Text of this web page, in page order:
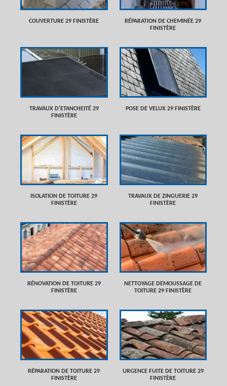
COUVERTURE 29 FINISTÈRE
RÉPARATION DE CHEMINÉE 29
FINISTÈRE
TRAVAUX D'ETANCHEITÉ 29
FINISTÈRE
POSE DE VELUX 29 FINISTÈRE
ISOLATION DE TOITURE 29
FINISTÈRE
TRAVAUX DE ZINGUERIE 29
FINISTÈRE
RÉNOVATION DE TOITURE 29
FINISTÈRE
NETTOYAGE DEMOUSSAGE DE
TOITURE 29 FINISTÈRE
RÉPARATION DE TOITURE 29
FINISTÈRE
URGENCE FUITE DE TOITURE 29
FINISTÈRE